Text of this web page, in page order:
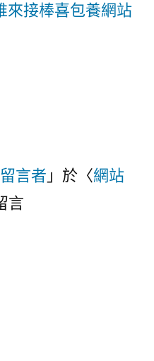
來接棒喜包養網站
言者 」於〈網站
言